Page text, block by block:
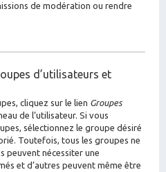
de modération ou rendre
d’utilisateurs et
cliquez sur le lien Groupes
de l’utilisateur. Si vous
sélectionnez le groupe désiré
Toutefois, tous les groupes ne
peuvent nécessiter une
et d’autres peuvent même être